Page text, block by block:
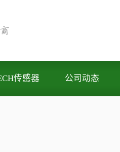
传感器 公司动态